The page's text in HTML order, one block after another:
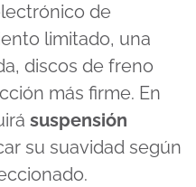
de
limitado, una
discos de freno
más firme. En
suspensión
su suavidad según